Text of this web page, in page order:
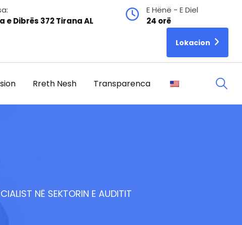
e Dibrës 372 Tirana AL
E Hënë - E Diel
24 orë
Lokacion
Rreth Nesh Transparenca
NË SEKTORIN E AUDITIT